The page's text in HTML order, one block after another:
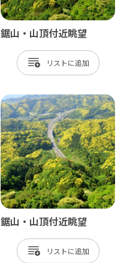
鋸山・山頂付近眺望
リスト
鋸山・山頂付近眺望
リスト